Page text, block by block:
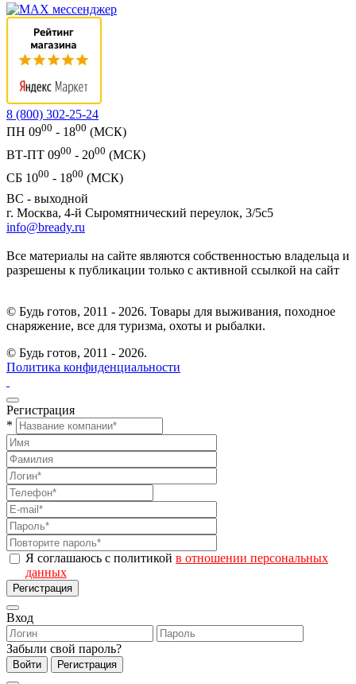
8 (800) 302-25-24
ПН 0900 - 1800 (МСК)
ВТ-ПТ 0900 - 2000 (МСК)
СБ 1000 - 1800 (МСК)
ВС - выходной
г. Москва, 4-й Сыромятнический переулок, 3/5с5
info@bready.ru
Все материалы на сайте являются собственностью владельца и
разрешены к публикации только с активной ссылкой на сайт
© Будь готов, 2011 - 2026. Товары для выживания, походное
снаряжение, все для туризма, охоты и рыбалки.
© Будь готов, 2011 - 2026.
Политика конфиденциальности
Регистрация
*
Я соглашаюсь с политикой в отношении персональных
данных
Регистрация
Вход
Забыли свой пароль?
Войти Регистрация